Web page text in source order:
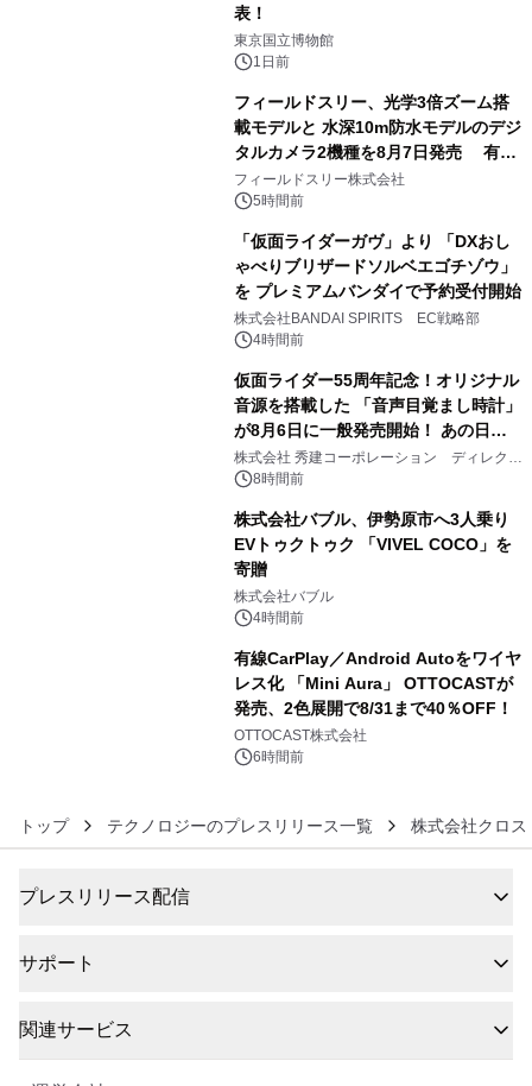
表！
東京国立博物館
1日前
フィールドスリー、光学3倍ズーム搭
載モデルと 水深10m防水モデルのデジ
タルカメラ2機種を8月7日発売 有効
約1300万画素、用途別に選べるコンデ
ジ新登場
フィールドスリー株式会社
5時間前
「仮面ライダーガヴ」より 「DXおし
ゃべりブリザードソルベエゴチゾウ」
を プレミアムバンダイで予約受付開始
株式会社BANDAI SPIRITS EC戦略部
4時間前
仮面ライダー55周年記念！オリジナル
音源を搭載した 「音声目覚まし時計」
が8月6日に一般発売開始！ あの日の
大興奮が今甦る
株式会社 秀建コーポレーション ディレクト
アートギャラリー
8時間前
株式会社バブル、伊勢原市へ3人乗り
EVトゥクトゥク 「VIVEL COCO」を
寄贈
株式会社バブル
4時間前
有線CarPlay／Android Autoをワイヤ
レス化 「Mini Aura」 OTTOCASTが
発売、2色展開で8/31まで40％OFF！
OTTOCAST株式会社
6時間前
トップ テクノロジーのプレスリリース一覧 株式会社クロ
プレスリリース配信
サポート
関連サービス